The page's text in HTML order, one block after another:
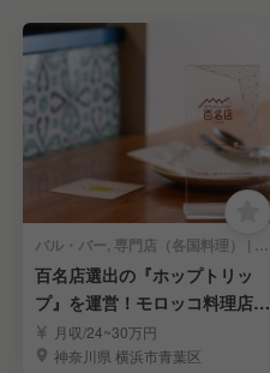
バル・バー, 専門店（各国料理） | 料理長・料理長候補
百名店選出の『ホップトリッ
プ』を運営！モロッコ料理店の
店長・料理長を募集！
月収/24~30万円
神奈川県 横浜市青葉区